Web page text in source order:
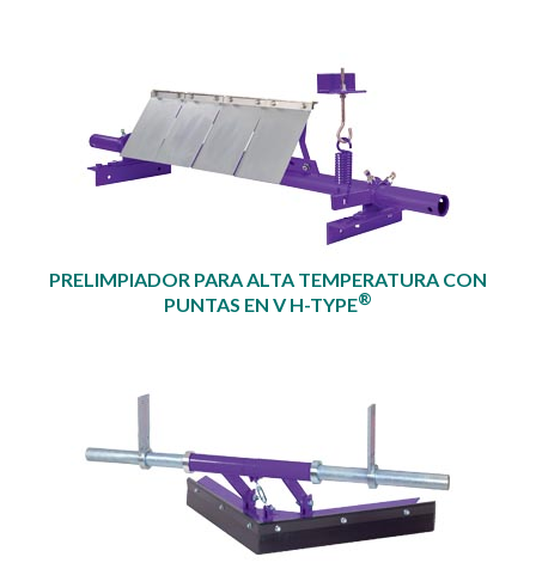
PRELIMPIADOR PARA ALTA TEMPERATURA CON
PUNTAS EN V H-TYPE®